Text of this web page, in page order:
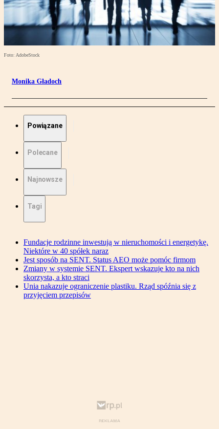
Foto: AdobeStock
Monika Gładoch
Powiązane
Polecane
Najnowsze
Tagi
Fundacje rodzinne inwestują w nieruchomości i energetykę.
Niektóre w 40 spółek naraz
Jest sposób na SENT. Status AEO może pomóc firmom
Zmiany w systemie SENT. Ekspert wskazuje kto na nich
skorzysta, a kto straci
Unia nakazuje ograniczenie plastiku. Rząd spóźnia się z
przyjęciem przepisów